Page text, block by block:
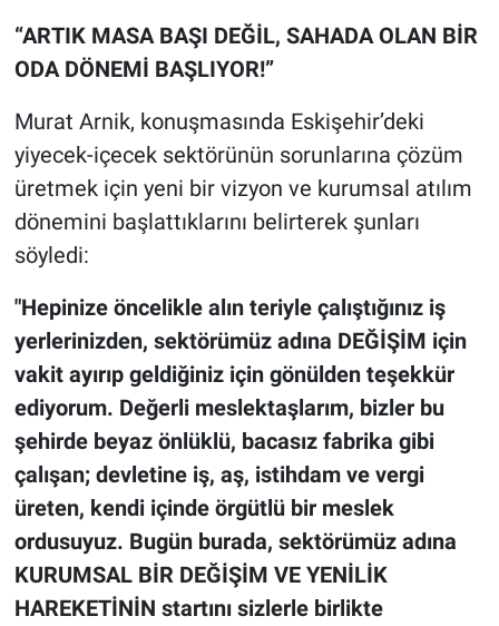
“ARTIK MASA BAŞI DEĞİL, SAHADA OLAN BİR
ODA DÖNEMİ BAŞLIYOR!”
Murat Arnik, konuşmasında Eskişehir’deki
yiyecek-içecek sektörünün sorunlarına çözüm
üretmek için yeni bir vizyon ve kurumsal atılım
dönemini başlattıklarını belirterek şunları
söyledi:
"Hepinize öncelikle alın teriyle çalıştığınız iş
yerlerinizden, sektörümüz adına DEĞİŞİM için
vakit ayırıp geldiğiniz için gönülden teşekkür
ediyorum. Değerli meslektaşlarım, bizler bu
şehirde beyaz önlüklü, bacasız fabrika gibi
çalışan; devletine iş, aş, istihdam ve vergi
üreten, kendi içinde örgütlü bir meslek
ordusuyuz. Bugün burada, sektörümüz adına
KURUMSAL BİR DEĞİŞİM VE YENİLİK
HAREKETİNİN startını sizlerle birlikte